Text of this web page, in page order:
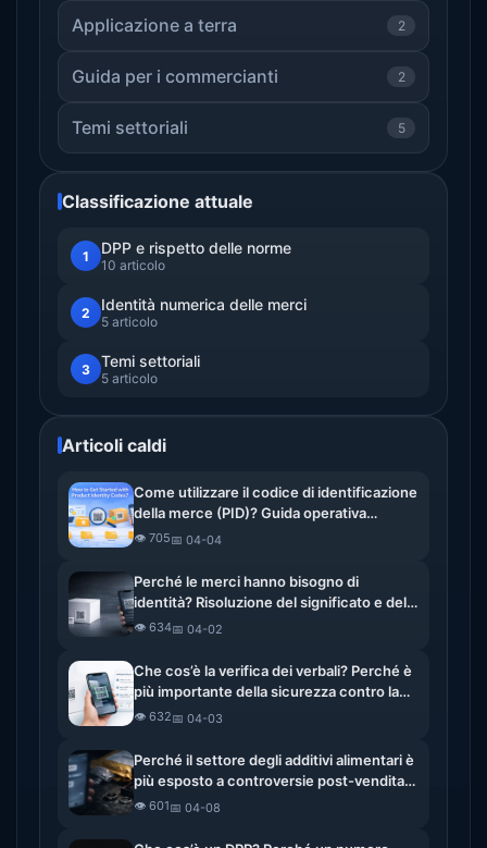
Applicazione a terra 2
Guida per i commercianti 2
Temi settoriali 5
Classificazione attuale
1 DPP e rispetto delle norme
10 articolo
2 Identità numerica delle merci
5 articolo
3 Temi settoriali
5 articolo
Articoli caldi
Come utilizzare il codice di identificazione
della merce (PID)? Guida operativa
completa
👁️ 705📅 04-04
Perché le merci hanno bisogno di
identità? Risoluzione del significato e del
valore dell’identità digitale dei beni
👁️ 634📅 04-02
Che cos’è la verifica dei verbali? Perché è
più importante della sicurezza contro la
contraffazione
👁️ 632📅 04-03
Perché il settore degli additivi alimentari è
più esposto a controversie post-vendita?
Dalla controversia sulla restituzione alla
👁️ 601📅 04-08